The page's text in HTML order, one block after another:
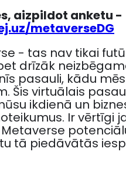
aizpildot anketu -
metaverseDG
- tas nav tikai
drīzāk
pasauli, kādu
Šis virtuālais
ikdienā un
Ir vērtīgi
tā piedāvātās